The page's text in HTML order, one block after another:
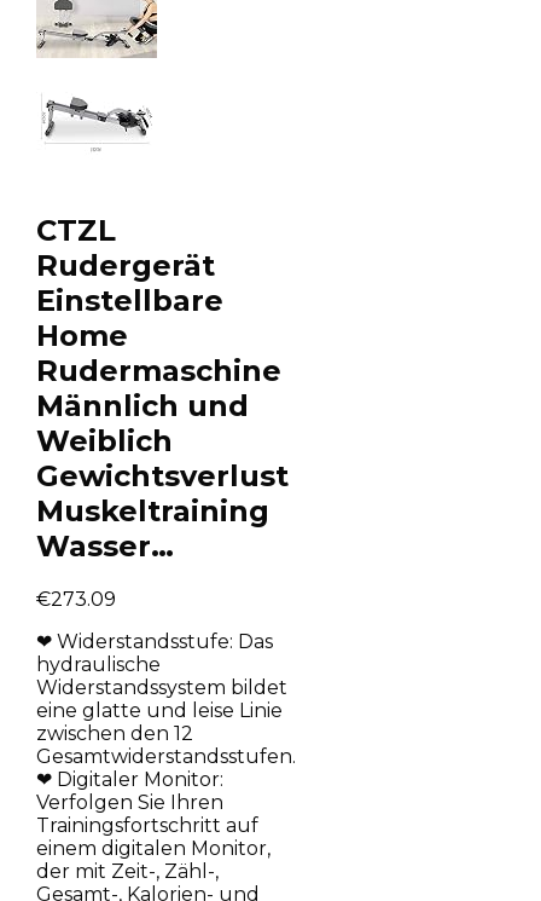
CTZL
Rudergerät
Einstellbare
Home
Rudermaschine
Männlich und
Weiblich
Gewichtsverlust
Muskeltraining
Wasser…
€273.09
❤ Widerstandsstufe: Das
hydraulische
Widerstandssystem bildet
eine glatte und leise Linie
zwischen den 12
Gesamtwiderstandsstufen.
❤ Digitaler Monitor:
Verfolgen Sie Ihren
Trainingsfortschritt auf
einem digitalen Monitor,
der mit Zeit-, Zähl-,
Gesamt-, Kalorien- und